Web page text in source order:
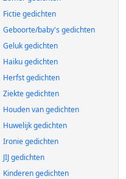
Fictie gedichten
Geboorte/baby's gedichten
Geluk gedichten
Haiku gedichten
Herfst gedichten
Ziekte gedichten
Houden van gedichten
Huwelijk gedichten
Ironie gedichten
JIJ gedichten
Kinderen gedichten